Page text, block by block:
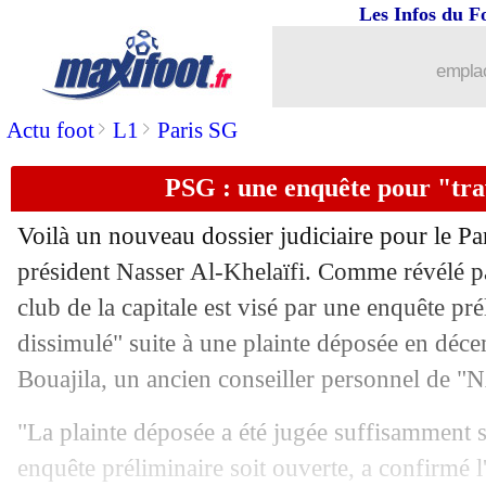
Actu foot> L1 > Paris SG
Les Infos du
PSG : une enquête pour
Voilà un nouveau dossier judiciaire pour le
président Nasser Al-Khelaïfi. Comme révélé
club de la capitale est visé par une enquête
dissimulé" suite à une plainte déposée en
Bouajila, un ancien conseiller personnel de
"La plainte déposée a été jugée suffisamment
enquête préliminaire soit ouverte, a confirmé
: Tudor, la Rolex et le café
07/02 Lille: Fonseca clôt l'épisode Létang
07/02 OM: Rongier ne sous-estime pas le
07/02 Real: Grenier répond à la polémique
07/02 PSG : Galtier donne des nouvelles de
07/02 OM: Tavares forfait contre le PSG
07/02 Man City : un ancien Red joue la